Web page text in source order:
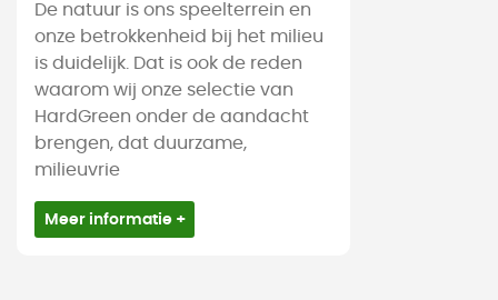
De natuur is ons speelterrein en
onze betrokkenheid bij het milieu
is duidelijk. Dat is ook de reden
waarom wij onze selectie van
HardGreen onder de aandacht
brengen, dat duurzame,
milieuvrie
Meer informatie +